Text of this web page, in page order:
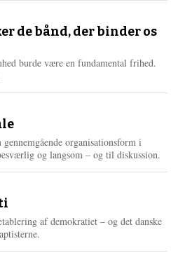
de bånd, der binder os
burde være en fundamental frihed.
organisationsform i
og langsom – og til diskussion.
af demokratiet – og det danske